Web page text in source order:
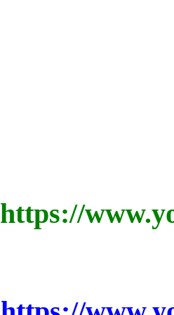
https://